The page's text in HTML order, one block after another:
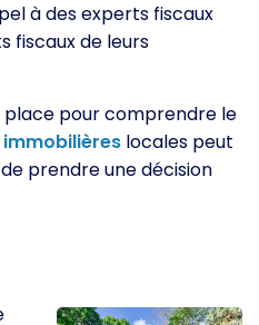
à des experts fiscaux
fiscaux de leurs
place pour comprendre le
immobilières locales peut
prendre une décision